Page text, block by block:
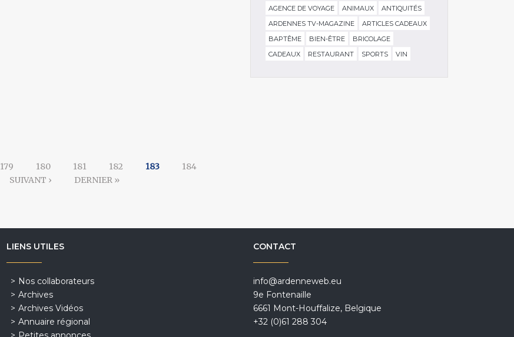
179 180 181 182 183
184
SUIVANT › DERNIER »
AGENCE DE VOYAGE ANIMAUX
ANTIQUITÉS
ARDENNES TV-MAGAZINE
ARTICLES CADEAUX
BAPTÊME
BIEN-ÊTRE
BRICOLAGE
CADEAUX
RESTAURANT SPORTS VIN
LIENS UTILES
Nos collaborateurs
Archives
Archives Vidéos
Annuaire régional
CONTACT
info@ardenneweb.eu
9e Fontenaille
6661 Mont-Houffalize, Belgique
+32 (0)61 288 304